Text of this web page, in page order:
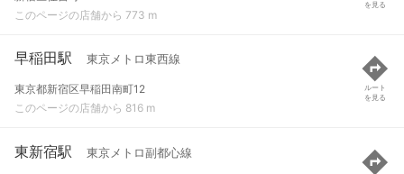
このページの店舗から 773 m
を見る
早稲田駅 東京メトロ東西線
東京都新宿区早稲田南町12
このページの店舗から 816 m
ルート
を見る
東新宿駅 東京メトロ副都心線